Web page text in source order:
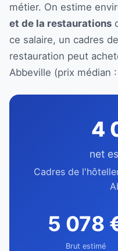
métier. On estime
et de la restaurations
ce salaire, un cadres
restauration peut
Abbeville (prix médian
4
net
Cadres de
5 078
Brut estimé